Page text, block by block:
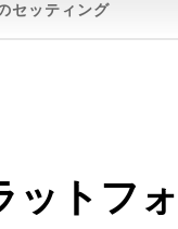
セッティング
ットフ